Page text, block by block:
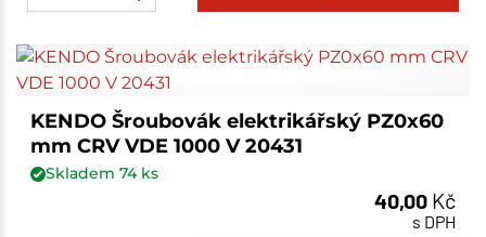
KENDO Šroubovák elektrikářský PZ0x60
mm CRV VDE 1000 V 20431
Skladem 74ks
40,00 Kč
s DPH